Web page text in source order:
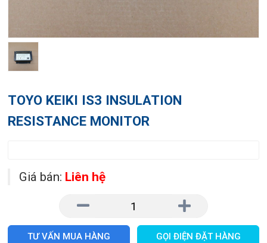
TOYO KEIKI IS3 INSULATION
RESISTANCE MONITOR
Giá bán: Liên hệ
TƯ VẤN MUA HÀNG GỌI ĐIỆN ĐẶT HÀNG